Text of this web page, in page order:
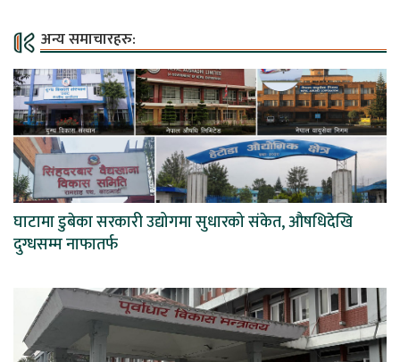
अन्य समाचारहरु:
घाटामा डुबेका सरकारी उद्योगमा सुधारको संकेत, औषधिदेखि
दुग्धसम्म नाफातर्फ